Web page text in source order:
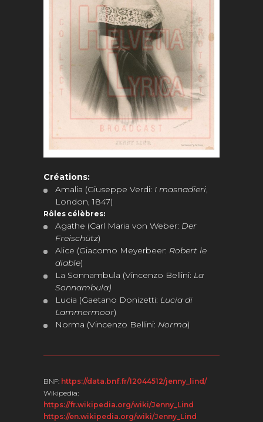
Créations:
Amalia (Giuseppe Verdi: I masnadieri,
London,1847)
Rôles célèbres:
Agathe (Carl Maria von Weber: Der
Freischütz)
Alice (Giacomo Meyerbeer: Robert le
diable)
La Sonnambula (Vincenzo Bellini: La
Sonnambula)
Lucia (Gaetano Donizetti: Lucia di
Lammermoor)
Norma (Vincenzo Bellini: Norma)
BNF: https://data.bnf.fr/12044512/jenny_lind/
Wikipedia:
https://fr.wikipedia.org/wiki/Jenny_Lind
https://en.wikipedia.org/wiki/Jenny_Lind